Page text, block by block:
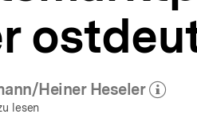
Heiner Heseler
(Mehr zum Autor)
lesen